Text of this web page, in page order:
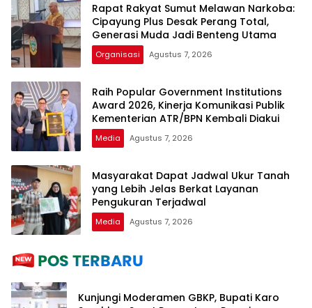
Rapat Rakyat Sumut Melawan Narkoba:
Cipayung Plus Desak Perang Total,
Generasi Muda Jadi Benteng Utama
Organisasi Agustus 7, 2026
Raih Popular Government Institutions
Award 2026, Kinerja Komunikasi Publik
Kementerian ATR/BPN Kembali Diakui
Media Agustus 7, 2026
Masyarakat Dapat Jadwal Ukur Tanah
yang Lebih Jelas Berkat Layanan
Pengukuran Terjadwal
Media Agustus 7, 2026
Kunjungi Moderamen GBKP, Bupati Karo